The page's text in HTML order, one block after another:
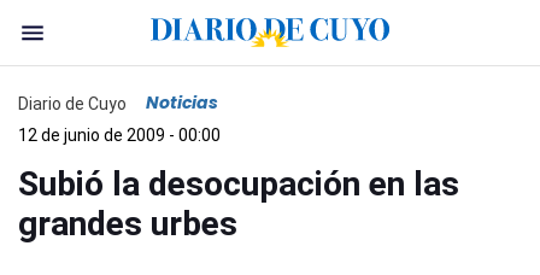
Diario de Cuyo Noticias
12 de junio de 2009 - 00:00
Subió la desocupación en las
grandes urbes